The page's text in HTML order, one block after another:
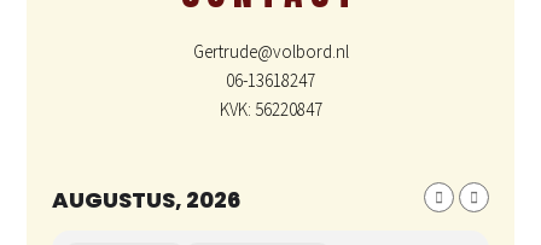
Gertrude@volbord.nl
06-13618247
KVK: 56220847
AUGUSTUS, 2026